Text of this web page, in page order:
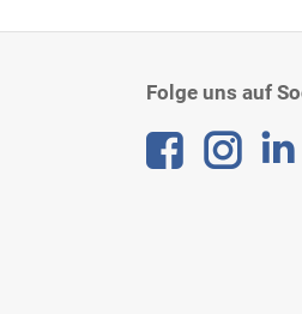
Folge uns auf